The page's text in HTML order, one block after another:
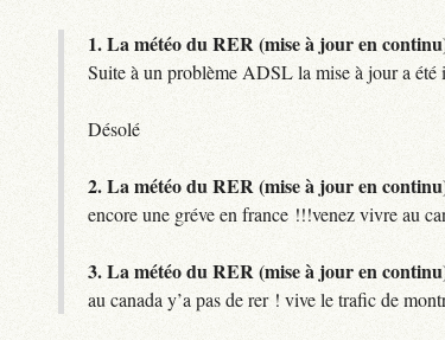
1.La météo du RER (mise à jour en
Suite à un problème ADSL la mise à jour a été
Désolé
2.La météo du RER (mise à jour en
encore une gréve en france !!!venez vivre au
3.La météo du RER (mise à jour en
au canada y’a pas de rer ! vive le trafic de